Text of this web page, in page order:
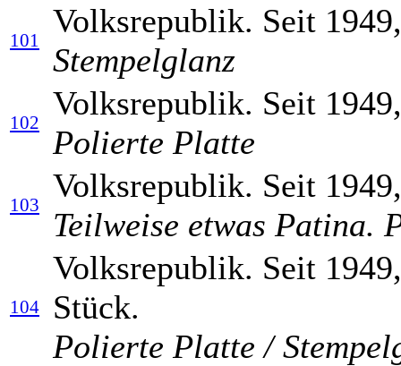
101
Volksrepublik. Seit
Stempelglanz
102
Volksrepublik. Seit
Polierte Platte
103
Volksrepublik. Seit
Teilweise etwas Patina.
104
Volksrepublik. Seit
Stück.
Polierte Platte /